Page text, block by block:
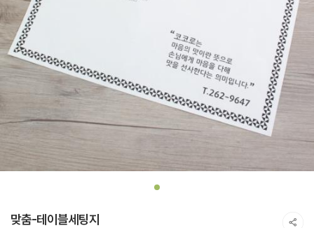
맞춤-테이블세팅지